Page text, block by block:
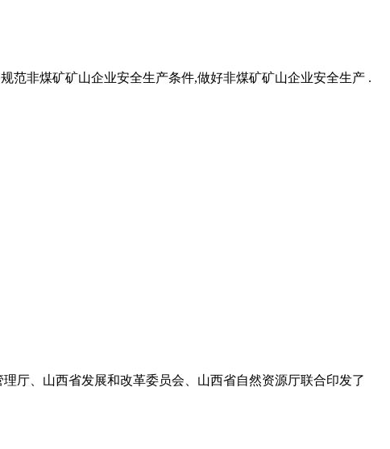
范非煤矿矿山企业安全生产条件,做好非煤矿矿山企业安全生产 .
厅、山西省发展和改革委员会、山西省自然资源厅联合印发了